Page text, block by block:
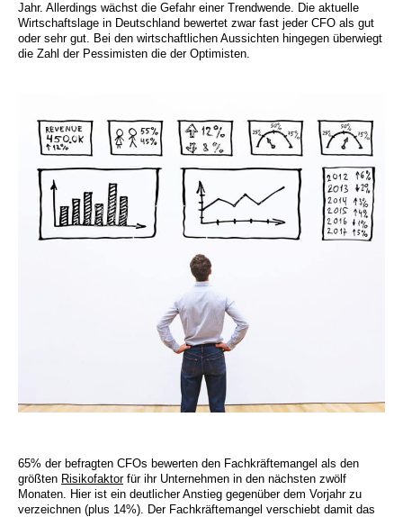
Jahr. Allerdings wächst die Gefahr einer Trendwende. Die aktuelle
Wirtschaftslage in Deutschland bewertet zwar fast jeder CFO als gut
oder sehr gut. Bei den wirtschaftlichen Aussichten hingegen überwiegt
die Zahl der Pessimisten die der Optimisten.
65% der befragten CFOs bewerten den Fachkräftemangel als den
größten Risikofaktorfür ihr Unternehmen in den nächsten zwölf
Monaten. Hier ist ein deutlicher Anstieg gegenüber dem Vorjahr zu
verzeichnen (plus 14%). Der Fachkräftemangel verschiebt damit das